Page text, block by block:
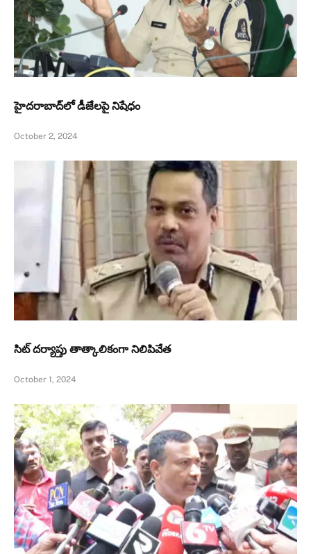
హైదరాబాద్‌లో డీజేలపై నిషేధం
October 2, 2024
సిట్‌ దర్యాప్తు తాత్కాలికంగా నిలిపివేత
October 1, 2024